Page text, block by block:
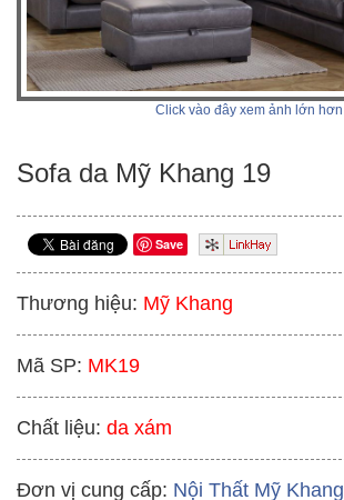
Click vào đây xem ảnh lớn hơn
Sofa da Mỹ Khang 19
Save
Thương hiệu: Mỹ Khang
Mã SP: MK19
Chất liệu: da xám
Đơn vị cung cấp: Nội Thất Mỹ Khang